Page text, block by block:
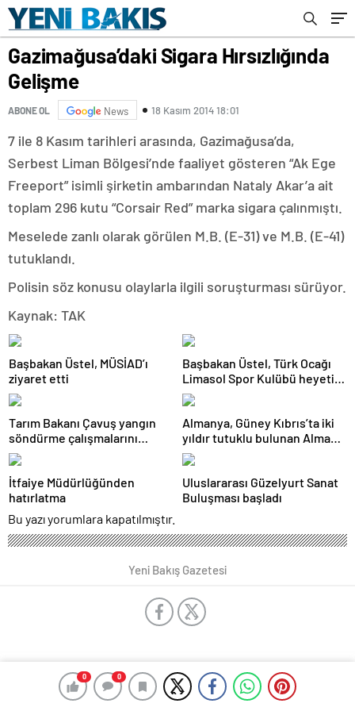
Gazimağusa’daki Sigara Hırsızlığında
Gelişme
ABONE OL News 18 Kasım 2014 18:01
0 0
7 ile 8 Kasım tarihleri arasında, Gazimağusa’da,
Serbest Liman Bölgesi’nde faaliyet gösteren “Ak Ege
Freeport” isimli şirketin ambarından Nataly Akar’a ait
toplam 296 kutu “Corsair Red” marka sigara çalınmıştı.
Meselede zanlı olarak görülen M.B. (E-31) ve M.B. (E-41)
tutuklandı.
Polisin söz konusu olaylarla ilgili soruşturması sürüyor.
Kaynak: TAK
Başbakan Üstel, MÜSİAD’ı
ziyaret etti
Başbakan Üstel, Türk Ocağı
Limasol Spor Kulübü heyetini
kabul etti
Tarım Bakanı Çavuş yangın
söndürme çalışmalarını
yerinde inceledi
Almanya, Güney Kıbrıs’ta iki
yıldır tutuklu bulunan Alman
emlakçının serbest
bırakılmasını talep etti
İtfaiye Müdürlüğünden
hatırlatma
Uluslararası Güzelyurt Sanat
Buluşması başladı
Bu yazı yorumlara kapatılmıştır.
Yeni Bakış Gazetesi